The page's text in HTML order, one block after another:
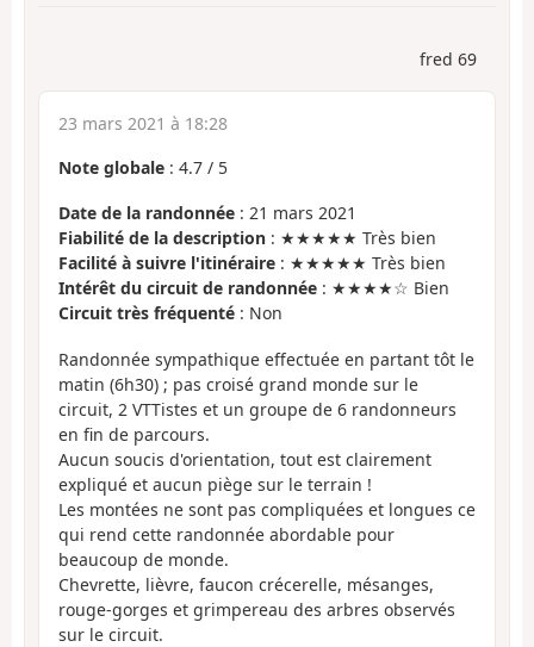
fred 69
23 mars 2021 à 18:28
Note globale : 4.7 / 5
Date de la randonnée : 21 mars 2021
Fiabilité de la description : ★★★★★ Très bien
Facilité à suivre l'itinéraire : ★★★★★ Très bien
Intérêt du circuit de randonnée : ★★★★☆ Bien
Circuit très fréquenté : Non
Randonnée sympathique effectuée en partant tôt le
matin (6h30) ; pas croisé grand monde sur le
circuit, 2 VTTistes et un groupe de 6 randonneurs
en fin de parcours.
Aucun soucis d'orientation, tout est clairement
expliqué et aucun piège sur le terrain !
Les montées ne sont pas compliquées et longues ce
qui rend cette randonnée abordable pour
beaucoup de monde.
Chevrette, lièvre, faucon crécerelle, mésanges,
rouge-gorges et grimpereau des arbres observés
sur le circuit.